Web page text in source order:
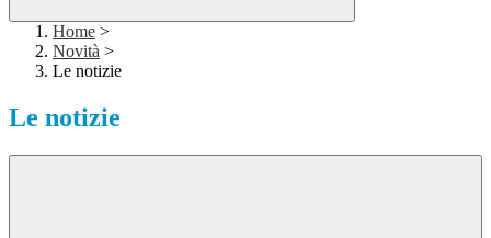
Home >
Novità >
Le notizie
Le notizie